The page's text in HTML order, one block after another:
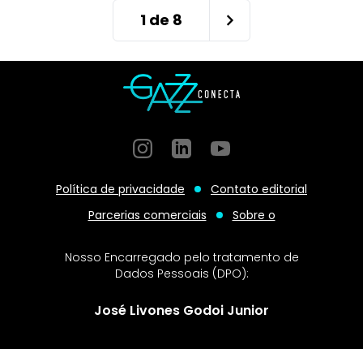
1de 8
InstagramGitHubGitHub
Política de privacidade
Contato editorial
Parcerias comerciais
Sobre o
Nosso Encarregado pelo tratamento de
Dados Pessoais (DPO):
José Livones Godoi Junior